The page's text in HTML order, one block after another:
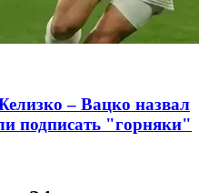
– Вацко назвал
подписать "горняки"